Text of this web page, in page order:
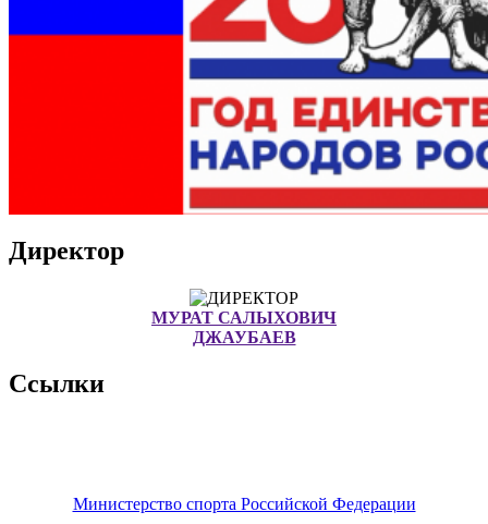
Директор
МУРАТ САЛЫХОВИЧ
ДЖАУБАЕВ
Ссылки
Министерство спорта Российской Федерации